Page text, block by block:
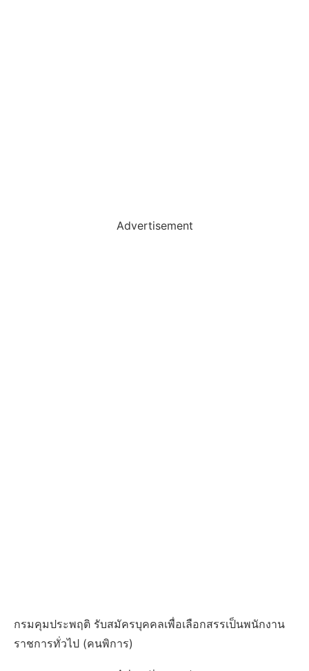
Advertisement
กรมคุมประพฤติ รับสมัครบุคคลเพื่อเลือกสรรเป็นพนักงาน
ราชการทั่วไป (คนพิการ)